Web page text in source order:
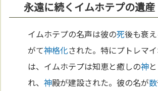
永遠に続くイムホテプの遺産
イムホテプの名声は彼の死後も衰
がて神格化された。特にプトレマ
は、イムホテプは知恵と癒しの神
れ、神殿が建設された。彼の名が数